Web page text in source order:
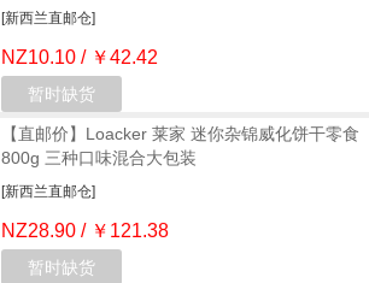
[新西兰直邮仓]
NZ10.10 / ￥42.42
暂时缺货
【直邮价】Loacker 莱家 迷你杂锦威化饼干零食
800g 三种口味混合大包装
[新西兰直邮仓]
NZ28.90 / ￥121.38
暂时缺货